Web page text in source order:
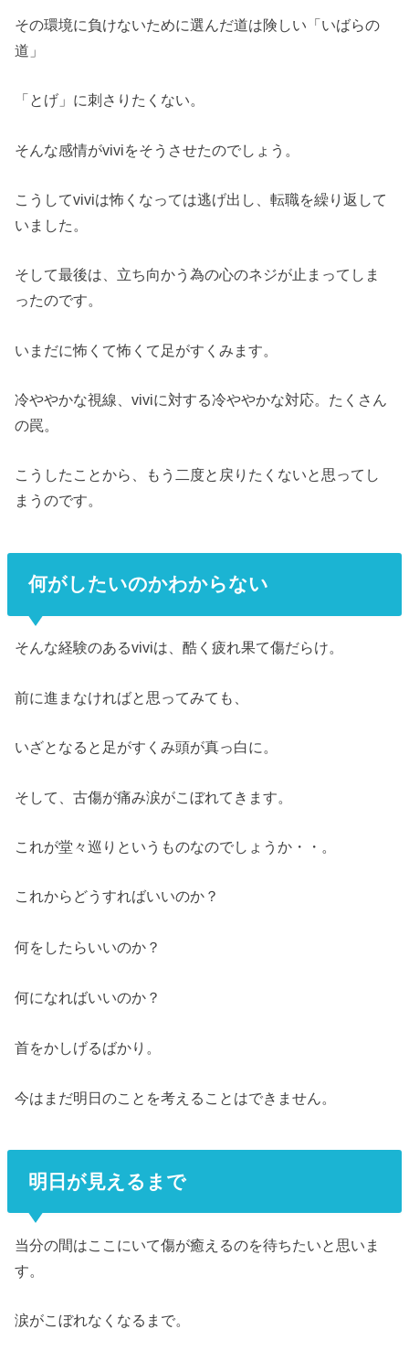
その環境に負けないために選んだ道は険しい「いばらの
道」
「とげ」に刺さりたくない。
そんな感情がviviをそうさせたのでしょう。
こうしてviviは怖くなっては逃げ出し、転職を繰り返して
いました。
そして最後は、立ち向かう為の心のネジが止まってしま
ったのです。
いまだに怖くて怖くて足がすくみます。
冷ややかな視線、viviに対する冷ややかな対応。たくさん
の罠。
こうしたことから、もう二度と戻りたくないと思ってし
まうのです。
何がしたいのかわからない
そんな経験のあるviviは、酷く疲れ果て傷だらけ。
前に進まなければと思ってみても、
いざとなると足がすくみ頭が真っ白に。
そして、古傷が痛み涙がこぼれてきます。
これが堂々巡りというものなのでしょうか・・。
これからどうすればいいのか？
何をしたらいいのか？
何になればいいのか？
首をかしげるばかり。
今はまだ明日のことを考えることはできません。
明日が見えるまで
当分の間はここにいて傷が癒えるのを待ちたいと思いま
す。
涙がこぼれなくなるまで。